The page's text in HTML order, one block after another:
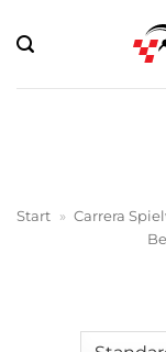
Inhalt
springen
Start » Carrera